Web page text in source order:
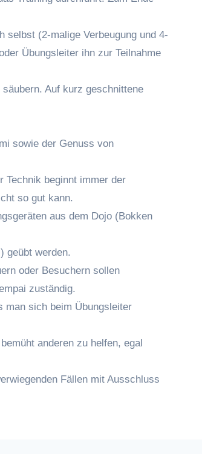
selbst (2-malige Verbeugung und 4-
Übungsleiter ihn zur Teilnahme
Auf kurz geschnittene
sowie der Genuss von
Technik beginnt immer der
so gut kann.
aus dem Dojo (Bokken
geübt werden.
oder Besuchern sollen
zuständig.
man sich beim Übungsleiter
anderen zu helfen, egal
Fällen mit Ausschluss